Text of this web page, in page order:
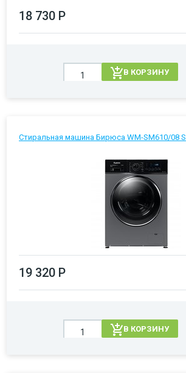
18 730 Р
В КОРЗИНУ
Стиральная машина Бирюса WM-SM610/08 S
19 320 Р
В КОРЗИНУ